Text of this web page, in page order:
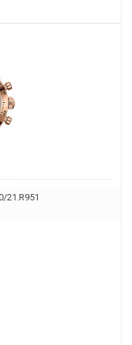
21.R951